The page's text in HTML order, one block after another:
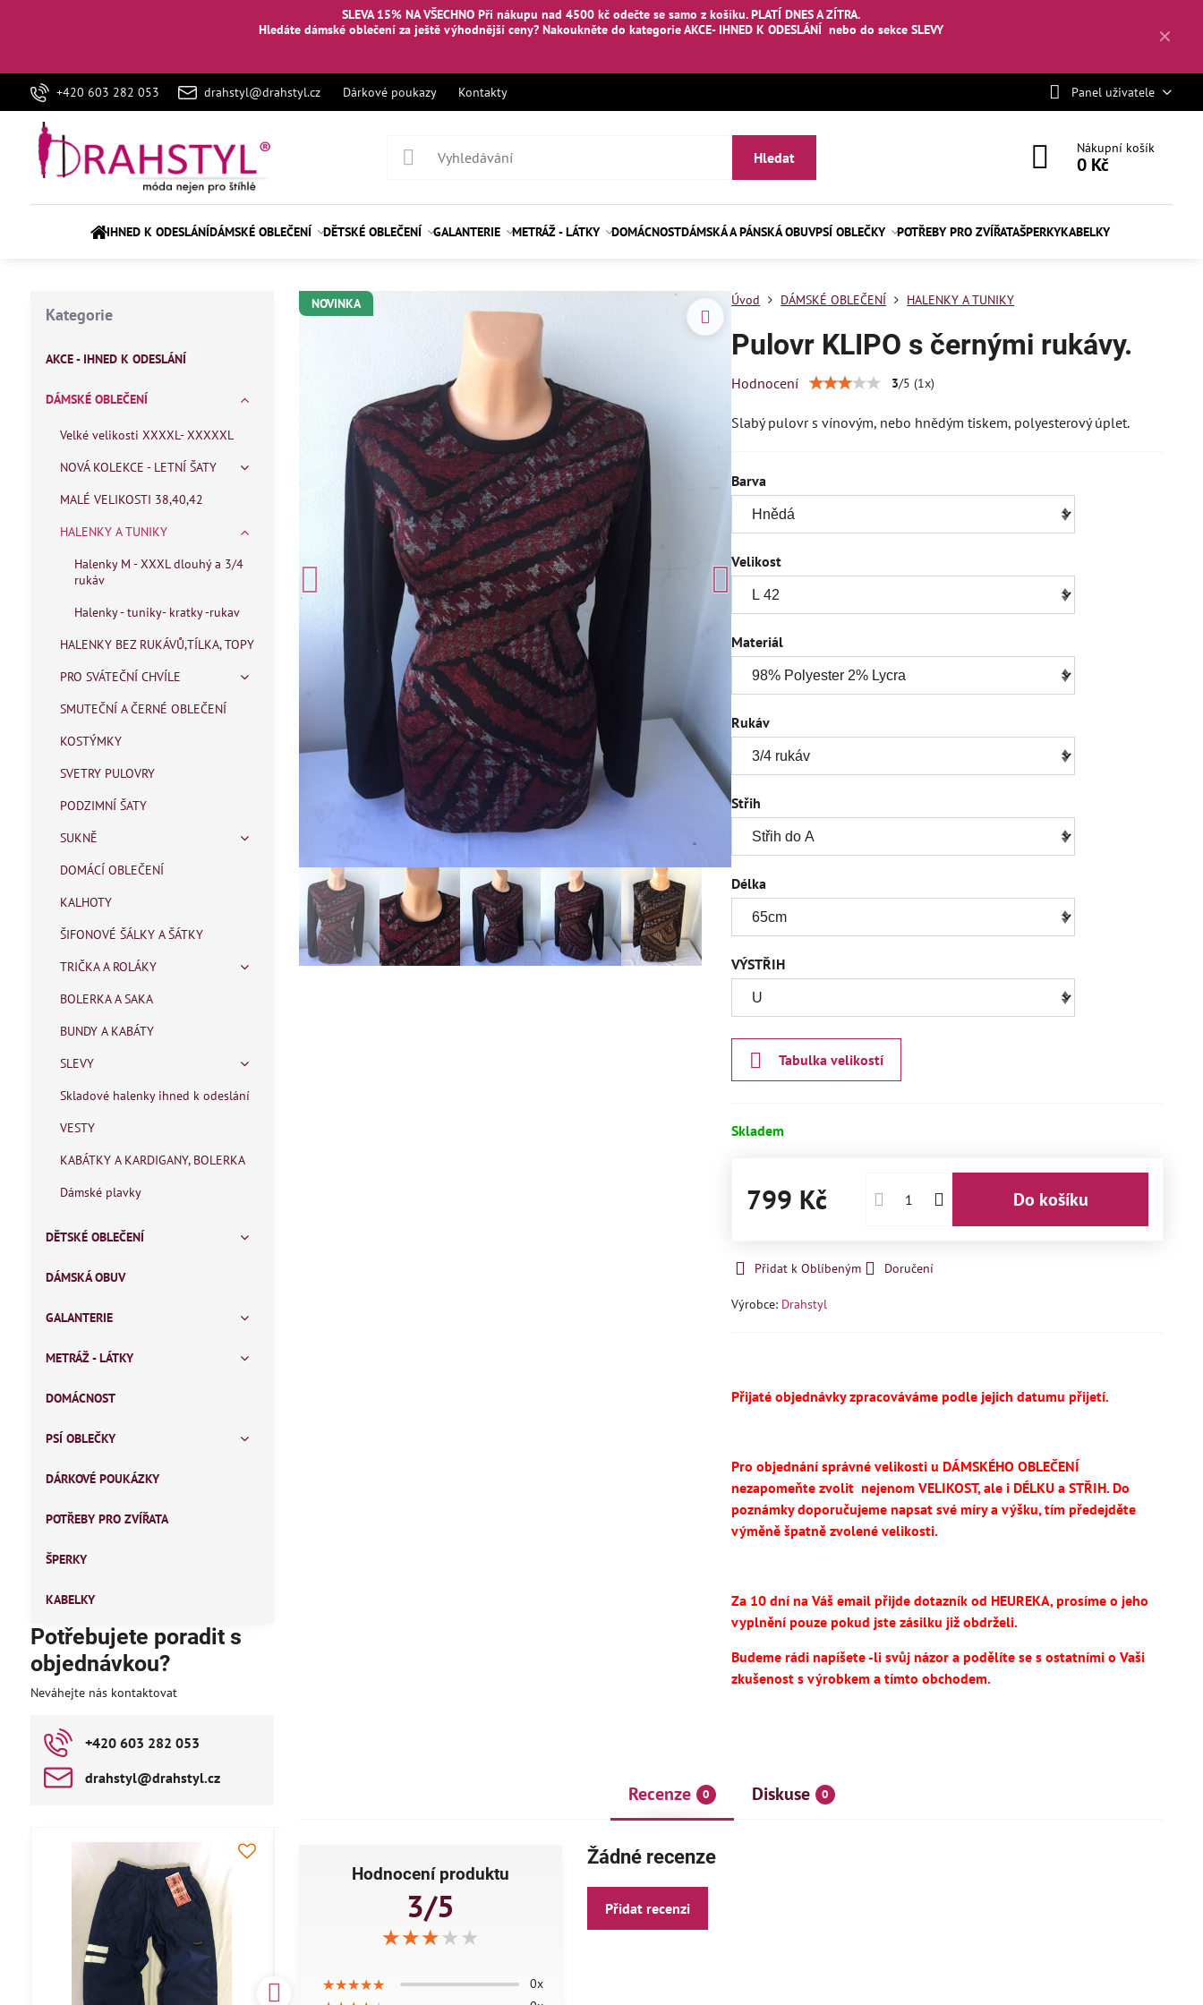
✕
SLEVA 15% NA VŠECHNO Při nákupu nad 4500 kč odečte se samo z košíku. PLATÍ DNES A ZÍTRA.
Hledáte dámské oblečení za ještě výhodnější ceny? Nakouknětedo kategorie AKCE- IHNED K ODESLÁNÍ nebodo sekce SLEVY
+420 603 282 053 drahstyl@drahstyl.cz Dárkové poukazy Kontakty Panel uživatele
Hledat
Nákupní košík
0 Kč
IHNED K ODESLÁNÍDÁMSKÉ OBLEČENÍ DĚTSKÉ OBLEČENÍ GALANTERIE METRÁŽ - LÁTKY DOMÁCNOSTDÁMSKÁ A PÁNSKÁ OBUVPSÍ OBLEČKY POTŘEBY PRO ZVÍŘATAŠPERKYKABELKY
NOVINKA Úvod DÁMSKÉ OBLEČENÍ HALENKY A TUNIKY
Pulovr KLIPO s černými rukávy.
Hodnocení 3/5 (1x)
Slabý pulovr s vínovým, nebo hnědým tiskem, polyesterový úplet.
Barva
Velikost
Materiál
Rukáv
Střih
Délka
VÝSTŘIH
Tabulka velikostí
Skladem
799 Kč Do košíku
Přidat k Oblíbeným Doručení
Výrobce: Drahstyl
Přijaté objednávky zpracováváme podle jejich datumu přijetí.
Pro objednání správné velikosti u DÁMSKÉHO OBLEČENÍ
nezapomeňte zvolitnejenom VELIKOST, ale i DÉLKU a STŘIH. Do
poznámky doporučujeme napsat své míry a výšku, tím předejděte
výměně špatně zvolené velikosti.
Za 10 dní na Váš email přijde dotazník od HEUREKA, prosíme o jeho
vyplnění pouze pokud jste zásilku již obdrželi.
Budeme rádi napíšete -li svůj názor a podělíte se s ostatními o Vaši
zkušenost s výrobkem a tímto obchodem.
Recenze 0 Diskuse 0
Hodnocení produktu
3/5
★★★★★
★★★★★
★★★★★
★★★★★
★★★★★
★★★★★ 0x
Žádné recenze
Přidat recenzi
Kategorie
AKCE - IHNED K ODESLÁNÍ
DÁMSKÉ OBLEČENÍ
Velké velikosti XXXXL- XXXXXL
NOVÁ KOLEKCE - LETNÍ ŠATY
MALÉ VELIKOSTI 38,40,42
HALENKY A TUNIKY
Halenky M - XXXL dlouhý a 3/4
rukáv
Halenky - tuniky- kratky -rukav
HALENKY BEZ RUKÁVŮ,TÍLKA, TOPY
PRO SVÁTEČNÍ CHVÍLE
SMUTEČNÍ A ČERNÉ OBLEČENÍ
KOSTÝMKY
SVETRY PULOVRY
PODZIMNÍ ŠATY
SUKNĚ
DOMÁCÍ OBLEČENÍ
KALHOTY
ŠIFONOVÉ ŠÁLKY A ŠÁTKY
TRIČKA A ROLÁKY
BOLERKA A SAKA
BUNDY A KABÁTY
SLEVY
Skladové halenky ihned k odeslání
VESTY
KABÁTKY A KARDIGANY, BOLERKA
Dámské plavky
DĚTSKÉ OBLEČENÍ
DÁMSKÁ OBUV
GALANTERIE
METRÁŽ - LÁTKY
DOMÁCNOST
PSÍ OBLEČKY
DÁRKOVÉ POUKÁZKY
POTŘEBY PRO ZVÍŘATA
ŠPERKY
KABELKY
Potřebujete poradit s
objednávkou?
Neváhejte nás kontaktovat
+420 603 282 053
drahstyl​@drahstyl​.cz